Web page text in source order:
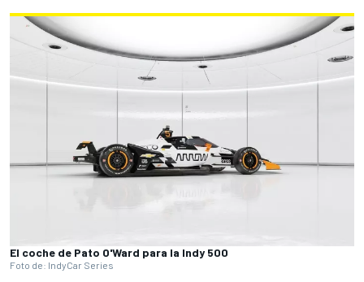
El coche de Pato O'Ward para la Indy 500
Foto de: IndyCar Series